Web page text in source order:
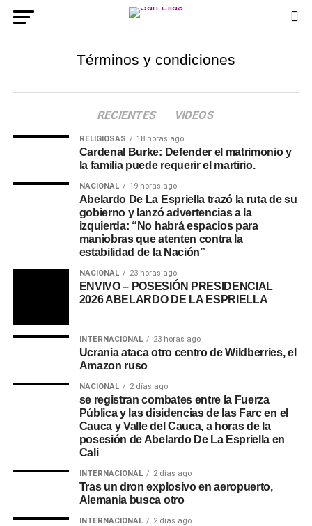
Términos y condiciones
RECIENTES VIDEOS
RELIGIOSAS 18 horas ago
Cardenal Burke: Defender el matrimonio y
la familia puede requerir el martirio.
NACIONAL 19 horas ago
Abelardo De La Espriella trazó la ruta de su
gobierno y lanzó advertencias a la
izquierda: “No habrá espacios para
maniobras que atenten contra la
estabilidad de la Nación”
NACIONAL 23 horas ago
ENVIVO – POSESIÓN PRESIDENCIAL
2026 ABELARDO DE LA ESPRIELLA
INTERNACIONAL 23 horas ago
Ucrania ataca otro centro de Wildberries, el
Amazon ruso
NACIONAL 2 días ago
se registran combates entre la Fuerza
Pública y las disidencias de las Farc en el
Cauca y Valle del Cauca, a horas de la
posesión de Abelardo De La Espriella en
Cali
INTERNACIONAL 2 días ago
Tras un dron explosivo en aeropuerto,
Alemania busca otro
INTERNACIONAL 2 días ago